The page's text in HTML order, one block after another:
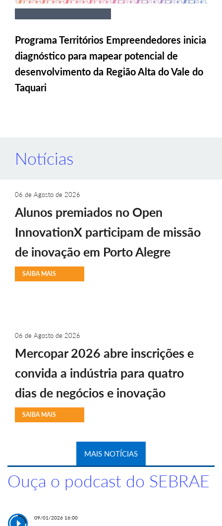
Programa Territórios Empreendedores inicia
diagnóstico para mapear potencial de
desenvolvimento da Região Alta do Vale do
Taquari
Notícias
06 de Agosto de 2026
Alunos premiados no Open
InnovationX participam de missão
de inovação em Porto Alegre
SAIBA MAIS
06 de Agosto de 2026
Mercopar 2026 abre inscrições e
convida a indústria para quatro
dias de negócios e inovação
SAIBA MAIS
MAIS NOTÍCIAS
Ouça o podcast do SEBRAE
09/01/2026 16:00